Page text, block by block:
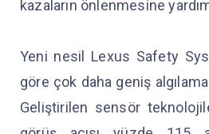
kazaların önlenmesine
Yeni nesil Lexus Safety
göre çok daha geniş
Geliştirilen sensör